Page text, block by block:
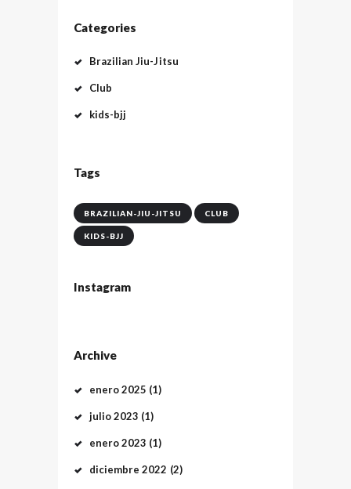
Categories
Brazilian Jiu-Jitsu
Club
kids-bjj
Tags
BRAZILIAN-JIU-JITSU CLUB
KIDS-BJJ
Instagram
Archive
enero2025 (1)
julio2023 (1)
enero2023 (1)
diciembre2022 (2)